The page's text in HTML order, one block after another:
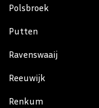
Polsbroek
Putten
Ravenswaaij
Reeuwijk
Renkum